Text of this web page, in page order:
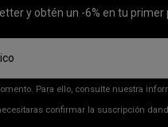
y obtén un -6% en tu primer
Para ello, consulte nuestra
confirmar la suscripción